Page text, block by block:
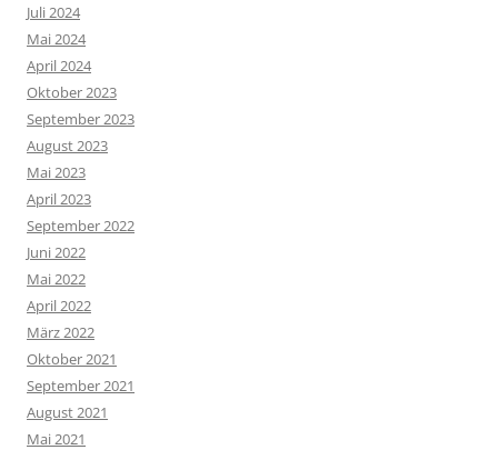
Juli 2024
Mai 2024
April 2024
Oktober 2023
September 2023
August 2023
Mai 2023
April 2023
September 2022
Juni 2022
Mai 2022
April 2022
März 2022
Oktober 2021
September 2021
August 2021
Mai 2021